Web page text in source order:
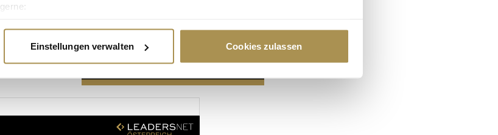
Daten verarbeitet werden, und legen Sie Ihre Präferenzen im
zu personalisieren, Funktionen für soziale Medien anbieten zu können
Werbung und Analysen weiter. Unsere Partner führen diese Informationen
Einstellungen verwalten Cookies zulassen